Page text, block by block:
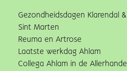
Gezondheidsdagen Klarendal &
Sint Marten
Reuma en Artrose
Laatste werkdag Ahlam
Collega Ahlam in de Allerhande